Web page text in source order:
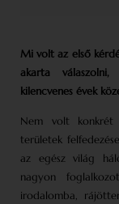
Mi volt az első
akarta
kilencvenes évek
Nem volt konkrét
területek
az egész világ
nagyon
irodalomba,